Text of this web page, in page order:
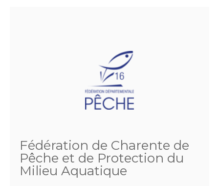
Fédération de Charente de
Pêche et de Protection du
Milieu Aquatique